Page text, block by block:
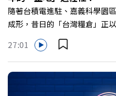
隨著台積電進駐、嘉義科學園
成形，昔日的「台灣糧倉」正
縣。在智慧農業、精品農產與
推動下，嘉義縣政府成功打破
鄉子弟不僅能「回得來、留得
迎向黃金十年的發展動能。 本
縣長翁章梁、立法委員蔡易餘
27:01